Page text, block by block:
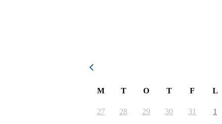
M T O T F L
27 28 29 30 31 1